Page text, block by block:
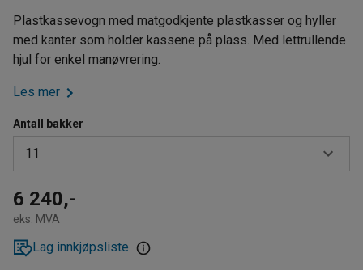
Plastkassevogn med matgodkjente plastkasser og hyller
med kanter som holder kassene på plass. Med lettrullende
hjul for enkel manøvrering.
Les mer
Antall bakker
11
8
11
6 240,-
eks. MVA
Lag innkjøpsliste